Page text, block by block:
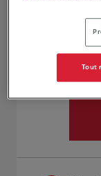
9.45 km
52
62300
Tout